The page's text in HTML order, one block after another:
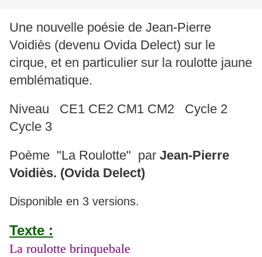
Une nouvelle poésie de Jean-Pierre
Voidiès (devenu Ovida Delect) sur le
cirque, et en particulier sur la roulotte jaune
emblématique.
Niveau CE1 CE2 CM1 CM2 Cycle 2
Cycle 3
Poème "La Roulotte" par Jean-Pierre
Voidiès. (Ovida Delect)
Disponible en 3 versions.
Texte :
La roulotte brinquebale